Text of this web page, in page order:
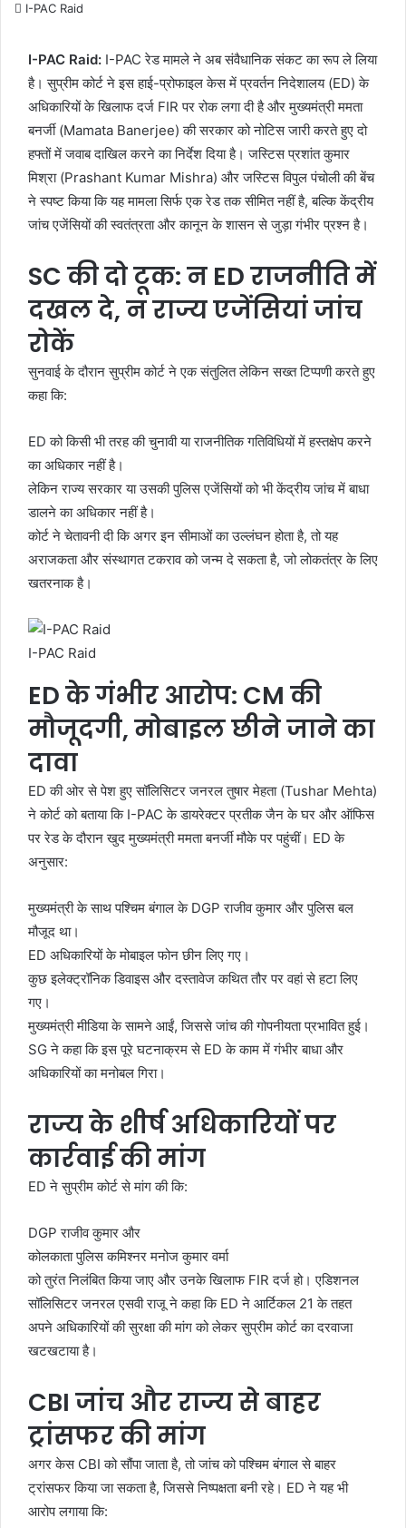
I-PAC Raid
I-PAC Raid: I-PAC रेड मामले ने अब संवैधानिक संकट का रूप ले लिया
है। सुप्रीम कोर्ट ने इस हाई-प्रोफाइल केस में प्रवर्तन निदेशालय (ED) के
अधिकारियों के खिलाफ दर्ज FIR पर रोक लगा दी है और मुख्यमंत्री ममता
बनर्जी (Mamata Banerjee) की सरकार को नोटिस जारी करते हुए दो
हफ्तों में जवाब दाखिल करने का निर्देश दिया है। जस्टिस प्रशांत कुमार
मिश्रा (Prashant Kumar Mishra) और जस्टिस विपुल पंचोली की बेंच
ने स्पष्ट किया कि यह मामला सिर्फ एक रेड तक सीमित नहीं है, बल्कि केंद्रीय
जांच एजेंसियों की स्वतंत्रता और कानून के शासन से जुड़ा गंभीर प्रश्न है।
SC की दो टूक: न ED राजनीति में
दखल दे, न राज्य एजेंसियां जांच
रोकें
सुनवाई के दौरान सुप्रीम कोर्ट ने एक संतुलित लेकिन सख्त टिप्पणी करते हुए
कहा कि:
ED को किसी भी तरह की चुनावी या राजनीतिक गतिविधियों में हस्तक्षेप करने
का अधिकार नहीं है।
लेकिन राज्य सरकार या उसकी पुलिस एजेंसियों को भी केंद्रीय जांच में बाधा
डालने का अधिकार नहीं है।
कोर्ट ने चेतावनी दी कि अगर इन सीमाओं का उल्लंघन होता है, तो यह
अराजकता और संस्थागत टकराव को जन्म दे सकता है, जो लोकतंत्र के लिए
खतरनाक है।
I-PAC Raid
ED के गंभीर आरोप: CM की
मौजूदगी, मोबाइल छीने जाने का
दावा
ED की ओर से पेश हुए सॉलिसिटर जनरल तुषार मेहता (Tushar Mehta)
ने कोर्ट को बताया कि I-PAC के डायरेक्टर प्रतीक जैन के घर और ऑफिस
पर रेड के दौरान खुद मुख्यमंत्री ममता बनर्जी मौके पर पहुंचीं। ED के
अनुसार:
मुख्यमंत्री के साथ पश्चिम बंगाल के DGP राजीव कुमार और पुलिस बल
मौजूद था।
ED अधिकारियों के मोबाइल फोन छीन लिए गए।
कुछ इलेक्ट्रॉनिक डिवाइस और दस्तावेज कथित तौर पर वहां से हटा लिए
गए।
मुख्यमंत्री मीडिया के सामने आईं, जिससे जांच की गोपनीयता प्रभावित हुई।
SG ने कहा कि इस पूरे घटनाक्रम से ED के काम में गंभीर बाधा और
अधिकारियों का मनोबल गिरा।
राज्य के शीर्ष अधिकारियों पर
कार्रवाई की मांग
ED ने सुप्रीम कोर्ट से मांग की कि:
DGP राजीव कुमार और
कोलकाता पुलिस कमिश्नर मनोज कुमार वर्मा
को तुरंत निलंबित किया जाए और उनके खिलाफ FIR दर्ज हो। एडिशनल
सॉलिसिटर जनरल एसवी राजू ने कहा कि ED ने आर्टिकल 21 के तहत
अपने अधिकारियों की सुरक्षा की मांग को लेकर सुप्रीम कोर्ट का दरवाजा
खटखटाया है।
CBI जांच और राज्य से बाहर
ट्रांसफर की मांग
अगर केस CBI को सौंपा जाता है, तो जांच को पश्चिम बंगाल से बाहर
ट्रांसफर किया जा सकता है, जिससे निष्पक्षता बनी रहे। ED ने यह भी
आरोप लगाया कि: